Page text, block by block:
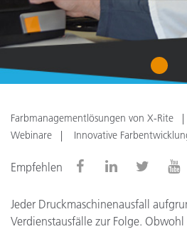
1
Farbmanagementlösungen von X-Rite
Webinare
Innovative
Empfehlen
Jeder Druckmaschinenausfall
Verdienstausfälle zur Folge.